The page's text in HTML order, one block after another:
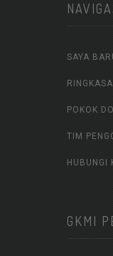
SAYA
POKOK
TIM
HUBUNGI
GKMI